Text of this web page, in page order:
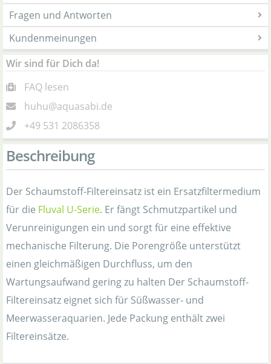
Fragen und Antworten
Kundenmeinungen
Wir sind für Dich da!
FAQ lesen
huhu@aquasabi.de
+49 531 2086358
Beschreibung
Der Schaumstoff-Filtereinsatz ist ein Ersatzfiltermedium
für die Fluval U-Serie. Er fängt Schmutzpartikel und
Verunreinigungen ein und sorgt für eine effektive
mechanische Filterung. Die Porengröße unterstützt
einen gleichmäßigen Durchfluss, um den
Wartungsaufwand gering zu halten Der Schaumstoff-
Filtereinsatz eignet sich für Süßwasser- und
Meerwasseraquarien. Jede Packung enthält zwei
Filtereinsätze.